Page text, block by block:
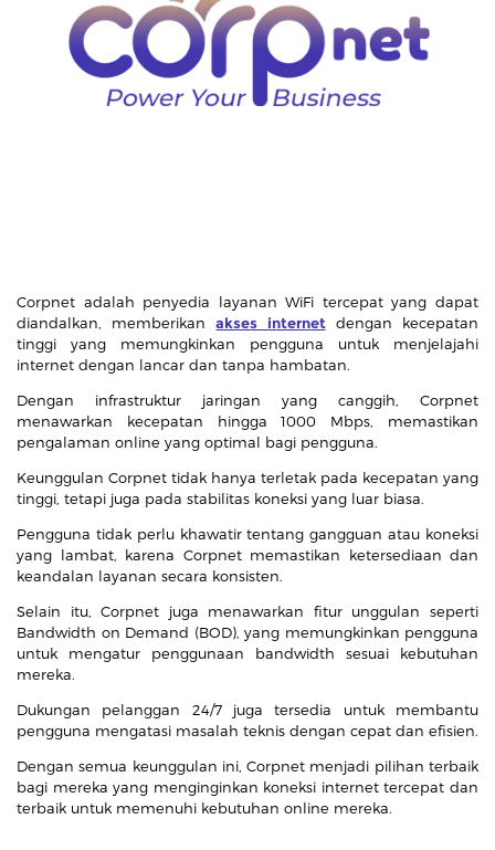
Corpnet adalah penyedia layanan WiFi tercepat yang dapat
diandalkan, memberikanakses internetdengan kecepatan
tinggi yang memungkinkan pengguna untuk menjelajahi
internet dengan lancar dan tanpa hambatan.
Dengan infrastruktur jaringan yang canggih, Corpnet
menawarkan kecepatan hingga 1000 Mbps, memastikan
pengalaman online yang optimal bagi pengguna.
Keunggulan Corpnet tidak hanya terletak pada kecepatan yang
tinggi, tetapi juga pada stabilitas koneksi yang luar biasa.
Pengguna tidak perlu khawatir tentang gangguan atau koneksi
yang lambat, karena Corpnet memastikan ketersediaan dan
keandalan layanan secara konsisten.
Selain itu, Corpnet juga menawarkan fitur unggulan seperti
Bandwidth on Demand (BOD), yang memungkinkan pengguna
untuk mengatur penggunaan bandwidth sesuai kebutuhan
mereka.
Dukungan pelanggan 24/7 juga tersedia untuk membantu
pengguna mengatasi masalah teknis dengan cepat dan efisien.
Dengan semua keunggulan ini, Corpnet menjadi pilihan terbaik
bagi mereka yang menginginkan koneksi internet tercepat dan
terbaik untuk memenuhi kebutuhan online mereka.